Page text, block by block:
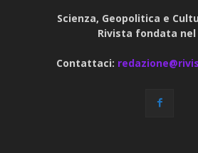
Scienza, Geopolitica e
Rivista fondata nel
Contattaci: